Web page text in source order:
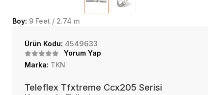
Boy: 9 Feet / 2.74 m
Ürün Kodu: 4549633
Yorum Yap
Marka: TKN
Teleflex Tfxtreme Ccx205 Serisi